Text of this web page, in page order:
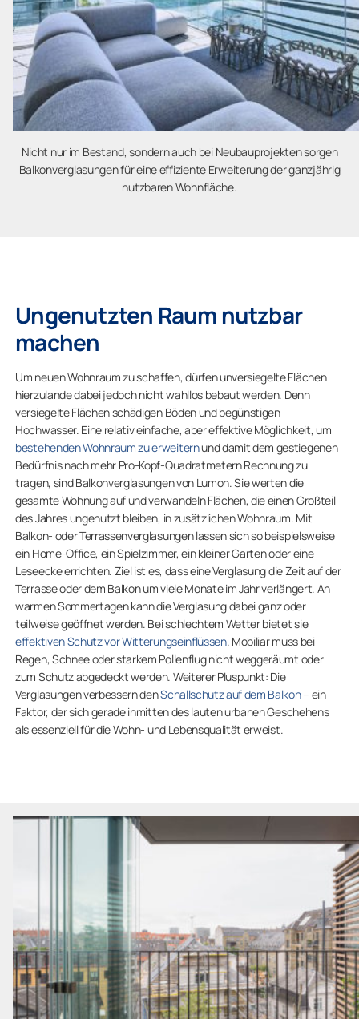
Nicht nur im Bestand, sondern auch bei Neubauprojekten sorgen
Balkonverglasungen für eine effiziente Erweiterung der ganzjährig
nutzbaren Wohnfläche.
Ungenutzten Raum nutzbar
machen
Um neuen Wohnraum zu schaffen, dürfen unversiegelte Flächen
hierzulande dabei jedoch nicht wahllos bebaut werden. Denn
versiegelte Flächen schädigen Böden und begünstigen
Hochwasser. Eine relativ einfache, aber effektive Möglichkeit, um
bestehenden Wohnraum zu erweiternund damit dem gestiegenen
Bedürfnis nach mehr Pro-Kopf-Quadratmetern Rechnung zu
tragen, sind Balkonverglasungen von Lumon. Sie werten die
gesamte Wohnung auf und verwandeln Flächen, die einen Großteil
des Jahres ungenutzt bleiben, in zusätzlichen Wohnraum. Mit
Balkon- oder Terrassenverglasungen lassen sich so beispielsweise
ein Home-Office, ein Spielzimmer, ein kleiner Garten oder eine
Leseecke errichten. Ziel ist es, dass eine Verglasung die Zeit auf der
Terrasse oder dem Balkon um viele Monate im Jahr verlängert. An
warmen Sommertagen kann die Verglasung dabei ganz oder
teilweise geöffnet werden. Bei schlechtem Wetter bietet sie
effektiven Schutz vor Witterungseinflüssen. Mobiliar muss bei
Regen, Schnee oder starkem Pollenflug nicht weggeräumt oder
zum Schutz abgedeckt werden. Weiterer Pluspunkt: Die
Verglasungen verbessern denSchallschutz auf dem Balkon– ein
Faktor, der sich gerade inmitten des lauten urbanen Geschehens
als essenziell für die Wohn- und Lebensqualität erweist.